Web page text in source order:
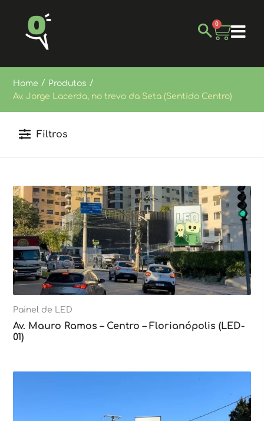
0
Home / Produtos /
Av. Jorge Lacerda, no trevo da Seta (Sentido Centro)
Filtros
Painel de LED
Av. Mauro Ramos – Centro – Florianópolis (LED-
01)